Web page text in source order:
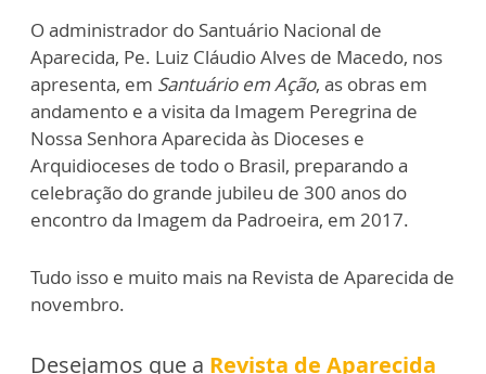
O administrador do Santuário Nacional de
Aparecida, Pe. Luiz Cláudio Alves de Macedo, nos
apresenta, em Santuário em Ação, as obras em
andamento e a visita da Imagem Peregrina de
Nossa Senhora Aparecida às Dioceses e
Arquidioceses de todo o Brasil, preparando a
celebração do grande jubileu de 300 anos do
encontro da Imagem da Padroeira, em 2017.
Tudo isso e muito mais na Revista de Aparecida de
novembro.
Desejamos que a Revista de Aparecida